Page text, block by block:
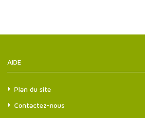
AIDE
Plan du site
Contactez-nous